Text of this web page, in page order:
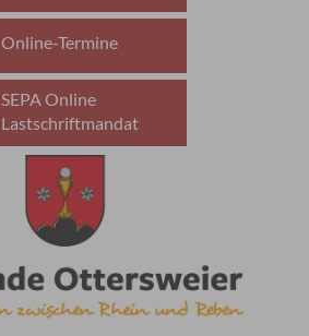
Online-Termine
SEPA Online
Lastschriftmandat